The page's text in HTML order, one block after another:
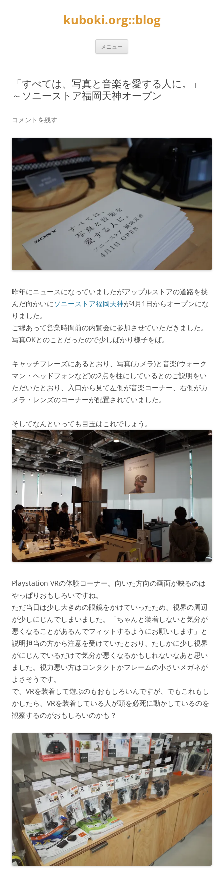
kuboki.org::blog
メニュー
へ
ス
キ
ッ
「すべては、写真と音楽を愛する人に。」
～ソニーストア福岡天神オープン
コメントを残す
昨年にニュースになっていましたがアップルストアの道路を挟
んだ向かいに ソニーストア福岡天神が4月1日からオープンにな
りました。
ご縁あって営業時間前の内覧会に参加させていただきました。
写真OKとのことだったので少しばかり様子をば。
キャッチフレーズにあるとおり、写真(カメラ)と音楽(ウォーク
マン・ヘッドフォンなど)の2点を柱にしているとのご説明をい
ただいたとおり、入口から見て左側が音楽コーナー、右側がカ
メラ・レンズのコーナーが配置されていました。
そしてなんといっても目玉はこれでしょう。
Playstation VRの体験コーナー。向いた方向の画面が映るのは
やっぱりおもしろいですね。
ただ当日は少し大きめの眼鏡をかけていったため、視界の周辺
が少しにじんでしまいました。「ちゃんと装着しないと気分が
悪くなることがあるんでフィットするようにお願いします」と
説明担当の方から注意を受けていたとおり、たしかに少し視界
がにじんでいるだけで気分が悪くなるかもしれないなあと思い
ました。視力悪い方はコンタクトかフレームの小さいメガネが
よさそうです。
で、VRを装着して遊ぶのもおもしろいんですが、でもこれもし
かしたら、VRを装着している人が頭を必死に動かしているのを
観察するのがおもしろいのかも？